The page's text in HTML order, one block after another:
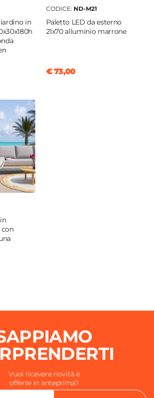
in
CODICE: ND-M21
Paletto LED da esterno
21x70 alluminio marrone
€ 73,00
Vuoi ricevere novità e
offerte in anteprima?